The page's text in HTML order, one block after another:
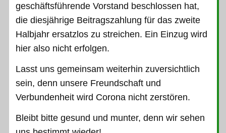
geschäftsführende Vorstand beschlossen hat,
die diesjährige Beitragszahlung für das zweite
Halbjahr ersatzlos zu streichen. Ein Einzug wird
hier also nicht erfolgen.
Lasst uns gemeinsam weiterhin zuversichtlich
sein, denn unsere Freundschaft und
Verbundenheit wird Corona nicht zerstören.
Bleibt bitte gesund und munter, denn wir sehen